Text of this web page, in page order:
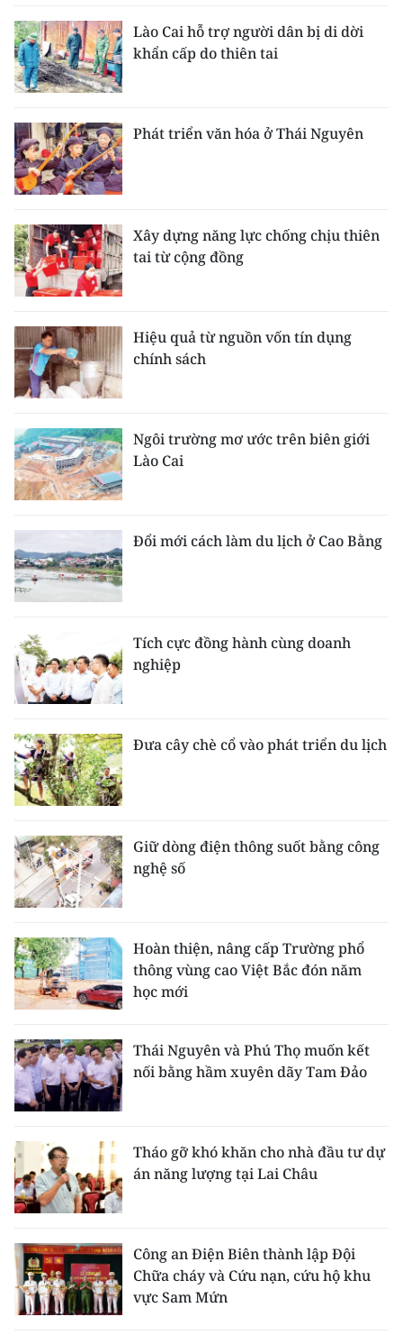
Lào Cai hỗ trợ người dân bị di dời
khẩn cấp do thiên tai
Phát triển văn hóa ở Thái Nguyên
Xây dựng năng lực chống chịu thiên
tai từ cộng đồng
Hiệu quả từ nguồn vốn tín dụng
chính sách
Ngôi trường mơ ước trên biên giới
Lào Cai
Đổi mới cách làm du lịch ở Cao Bằng
Tích cực đồng hành cùng doanh
nghiệp
Đưa cây chè cổ vào phát triển du lịch
Giữ dòng điện thông suốt bằng công
nghệ số
Hoàn thiện, nâng cấp Trường phổ
thông vùng cao Việt Bắc đón năm
học mới
Thái Nguyên và Phú Thọ muốn kết
nối bằng hầm xuyên dãy Tam Đảo
Tháo gỡ khó khăn cho nhà đầu tư dự
án năng lượng tại Lai Châu
Công an Điện Biên thành lập Đội
Chữa cháy và Cứu nạn, cứu hộ khu
vực Sam Mứn